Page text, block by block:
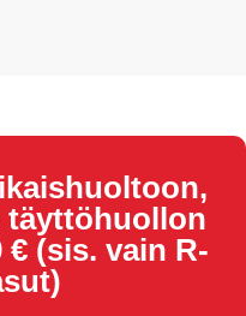
täyttöhuollon
€ (sis. vain R-